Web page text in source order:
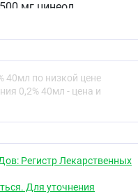
мг цинеол
масло - 10 мг вода
с характерным
40мл по низкой цене
0,2% 40мл - цена и
Регистр Лекарственных
Для уточнения